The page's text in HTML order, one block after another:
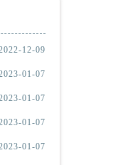
12-09
01-07
01-07
01-07
01-07